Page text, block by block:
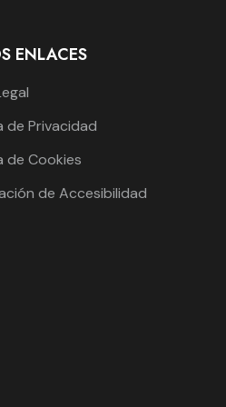
ENLACES
de Privacidad
de Cookies
de Accesibilidad